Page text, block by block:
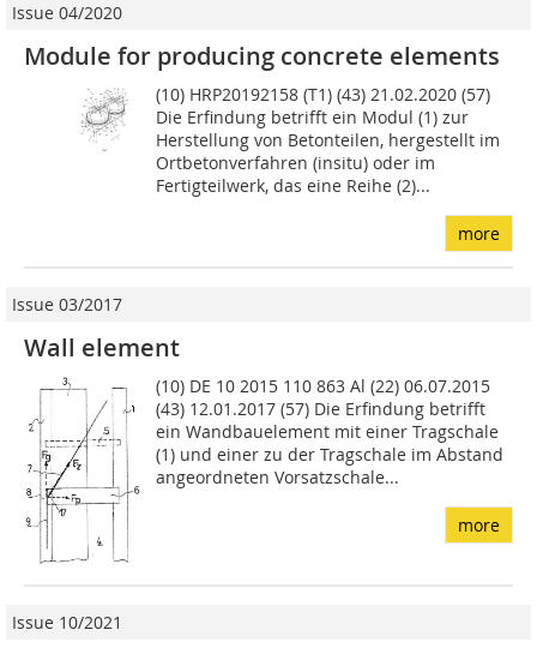
Issue 04/2020
Module for producing concrete elements
(10) HRP20192158 (T1) (43) 21.02.2020 (57)
Die Erfindung betrifft ein Modul (1) zur
Herstellung von Betonteilen, hergestellt im
Ortbetonverfahren (insitu) oder im
Fertigteilwerk, das eine Reihe (2)...
more
Issue 03/2017
Wall element
(10) DE 10 2015 110 863 Al (22) 06.07.2015
(43) 12.01.2017 (57) Die Erfindung betrifft
ein Wandbau­element mit einer Tragschale
(1) und einer zu der Tragscha­le im Abstand
angeordneten Vorsatzschale...
more
Issue 10/2021